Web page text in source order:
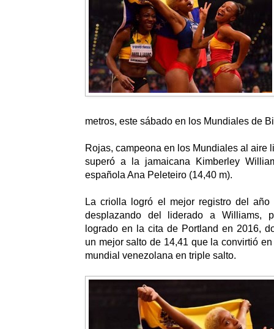
metros, este sábado en los Mundiales de
Rojas, campeona en los Mundiales al aire
superó a la jamaicana Kimberley
española Ana Peleteiro (14,40 m).
La criolla logró el mejor registro del
desplazando del liderado a Williams,
logrado en la cita de Portland en 2016,
un mejor salto de 14,41 que la convirtió
mundial venezolana en triple salto.